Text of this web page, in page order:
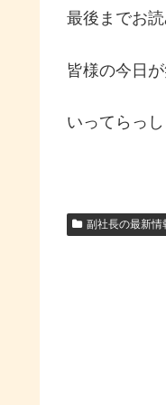
最後までお
皆様の今日
いってらっし
副社長の最新情